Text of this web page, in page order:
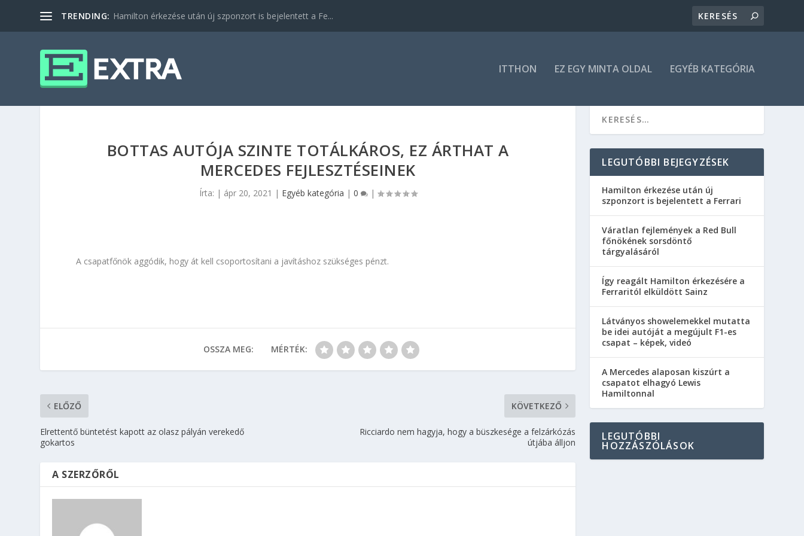
TRENDING: Hamilton érkezése után új szponzort is bejelentett a Fe...
ITTHON EZ EGY MINTA OLDAL EGYÉB KATEGÓRIA
BOTTAS AUTÓJA SZINTE TOTÁLKÁROS, EZ ÁRTHAT A
MERCEDES FEJLESZTÉSEINEK
Írta: | ápr 20, 2021 | Egyéb kategória | 0 |
A csapatfőnök aggódik, hogy át kell csoportosítani a javításhoz szükséges pénzt.
OSSZA MEG: MÉRTÉK:
ELŐZŐ
Elrettentő büntetést kapott az olasz pályán verekedő
gokartos
KÖVETKEZŐ
Ricciardo nem hagyja, hogy a büszkesége a felzárkózás
útjába álljon
A SZERZŐRŐL
LEGUTÓBBI BEJEGYZÉSEK
Hamilton érkezése után új
szponzort is bejelentett a Ferrari
Váratlan fejlemények a Red Bull
főnökének sorsdöntő
tárgyalásáról
Így reagált Hamilton érkezésére a
Ferraritól elküldött Sainz
Látványos showelemekkel mutatta
be idei autóját a megújult F1-es
csapat – képek, videó
A Mercedes alaposan kiszúrt a
csapatot elhagyó Lewis
Hamiltonnal
LEGUTÓBBI
HOZZÁSZÓLÁSOK